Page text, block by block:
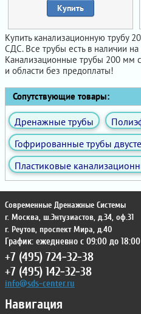
Купить
Купить канализационную трубу
СДС. Все трубы есть в наличии
Канализационные трубы 200 мм
и области без предоплаты!
Сопутствующие товары:
Дренажные трубы
Гофрированные трубы
Пластиковые
Навигация
Современные Дренажные Системы
г. Москва, ш.Энтузиастов, д.34, оф.31
г. Реутов, проспект Мира, д.40
График: ежедневно с 09:00 до 18:00
+7 (495) 724-32-38
+7 (495) 142-32-38
info@sds-center.ru